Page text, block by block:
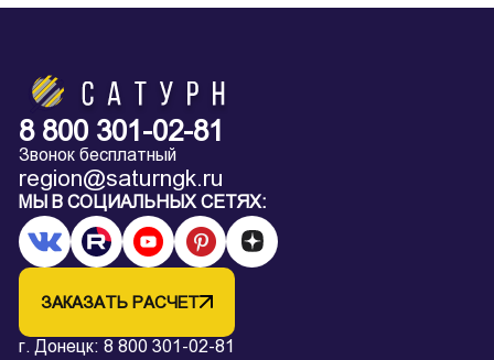
8 800 301-02-81
Звонок бесплатный
region@saturngk.ru
МЫ В СОЦИАЛЬНЫХ СЕТЯХ:
ЗАКАЗАТЬ РАСЧЕТ
г. Донецк: 8 800 301-02-81